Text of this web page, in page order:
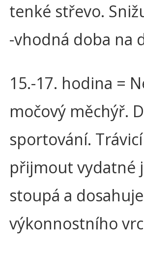
tenké střevo.
-vhodná doba na
15.-17. hodina =
močový měchýř.
sportování.
přijmout vydatné
stoupá a
výkonnostního